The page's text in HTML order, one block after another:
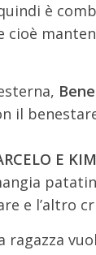
è
cioè
il
E
e l’altro
ragazza